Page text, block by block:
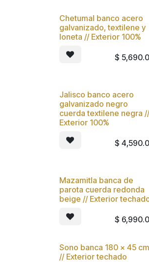
Nuevo
Chetumal banco acero
galvanizado, textilene y
loneta // Exterior 100%
$
Nuevo
Jalisco banco acero
galvanizado negro
cuerda textilene negra //
Exterior 100%
$
Mazamitla banca de
parota cuerda redonda
beige // Exterior
$
Sono banca 180 x 45 cm
// Exterior techado